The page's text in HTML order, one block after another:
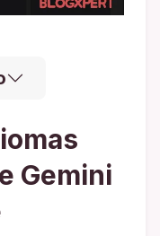
Gemini